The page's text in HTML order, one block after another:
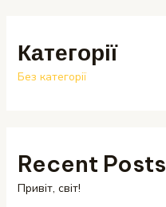
Категорії
Без категорії
Recent Posts
Привіт, світ!